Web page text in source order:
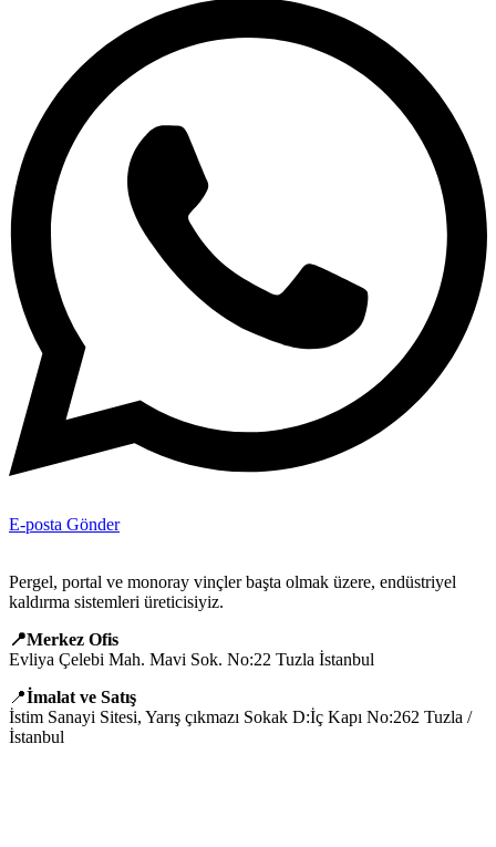
E-posta Gönder
Pergel, portal ve monoray vinçler başta olmak üzere, endüstriyel
kaldırma sistemleri üreticisiyiz.
📍Merkez Ofis
Evliya Çelebi Mah. Mavi Sok. No:22 Tuzla İstanbul
📍İmalat ve Satış
İstim Sanayi Sitesi, Yarış çıkmazı Sokak D:İç Kapı No:262 Tuzla /
İstanbul